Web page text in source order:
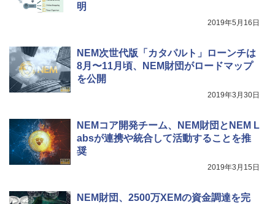
明
2019年5月16日
NEM次世代版「カタパルト」ローンチは
8月〜11月頃、NEM財団がロードマップ
を公開
2019年3月30日
NEMコア開発チーム、NEM財団とNEM L
absが連携や統合して活動することを推
奨
2019年3月15日
NEM財団、2500万XEMの資金調達を完